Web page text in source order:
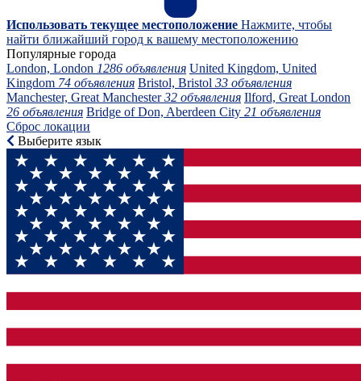
Использовать текущее местоположение Нажмите, чтобы
найти ближайший город к вашему местоположению
Популярные города
London, London 1286 объявления United Kingdom, United
Kingdom 74 объявления Bristol, Bristol 33 объявления
Manchester, Great Manchester32 объявления Ilford, Great London
26 объявления Bridge of Don, Aberdeen City 21 объявления
Сброс локации
Выберите язык